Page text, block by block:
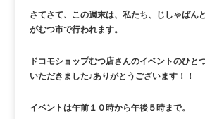
さてさて、この週末は、私たち、じしゃばん
がむつ市で行われます。
ドコモショップむつ店さんのイベントのひと
いただきました♪ありがとうございます！！
イベントは午前１０時から午後５時まで。